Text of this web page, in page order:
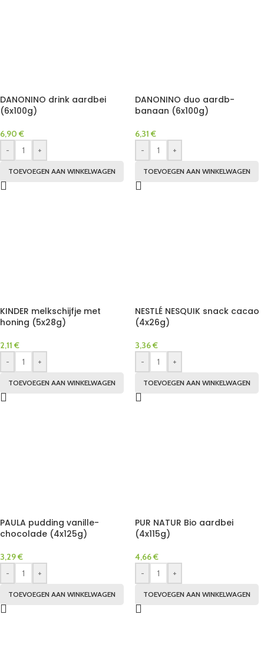
DANONINO drink aardbei
(6x100g)
6,90 €
-
+
TOEVOEGEN AAN WINKELWAGEN
DANONINO duo aardb-
banaan (6x100g)
6,31 €
-
+
TOEVOEGEN AAN WINKELWAGEN
KINDER melkschijfje met
honing (5x28g)
2,11 €
-
+
TOEVOEGEN AAN WINKELWAGEN
NESTLÉ NESQUIK snack cacao
(4x26g)
3,36€
-
+
TOEVOEGEN AAN WINKELWAGEN
PAULA pudding vanille-
chocolade (4x125g)
3,29€
-
+
TOEVOEGEN AAN WINKELWAGEN
PUR NATUR Bio aardbei
(4x115g)
4,66€
-
+
TOEVOEGEN AAN WINKELWAGEN